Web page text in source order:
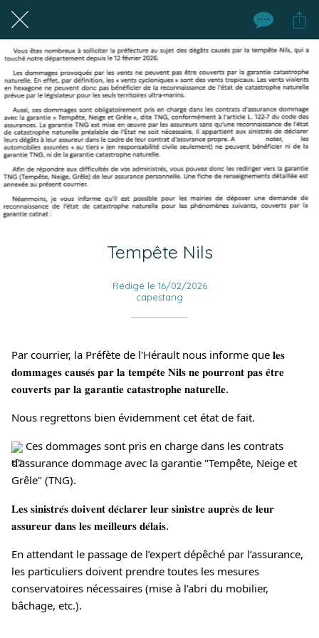
Tempête Nils
Rédigé le 16/02/2026
capestang
Par courrier, la Préfète de l'Hérault nous informe que 𝐥𝐞𝐬
𝐝𝐨𝐦𝐦𝐚𝐠𝐞𝐬 𝐜𝐚𝐮𝐬𝐞́𝐬 𝐩𝐚𝐫 𝐥𝐚 𝐭𝐞𝐦𝐩𝐞̂𝐭𝐞 𝐍𝐢𝐥𝐬 𝐧𝐞 𝐩𝐨𝐮𝐫𝐫𝐨𝐧𝐭 𝐩𝐚𝐬 𝐞̂𝐭𝐫𝐞
𝐜𝐨𝐮𝐯𝐞𝐫𝐭𝐬 𝐩𝐚𝐫 𝐥𝐚 𝐠𝐚𝐫𝐚𝐧𝐭𝐢𝐞 𝐜𝐚𝐭𝐚𝐬𝐭𝐫𝐨𝐩𝐡𝐞 𝐧𝐚𝐭𝐮𝐫𝐞𝐥𝐥𝐞.
Nous regrettons bien évidemment cet état de fait.
Ces dommages sont pris en charge dans les contrats
d'assurance dommage avec la garantie "Tempête, Neige et
Grêle" (TNG).
𝐋𝐞𝐬 𝐬𝐢𝐧𝐢𝐬𝐭𝐫𝐞́𝐬 𝐝𝐨𝐢𝐯𝐞𝐧𝐭 𝐝𝐞́𝐜𝐥𝐚𝐫𝐞𝐫 𝐥𝐞𝐮𝐫 𝐬𝐢𝐧𝐢𝐬𝐭𝐫𝐞 𝐚𝐮𝐩𝐫𝐞̀𝐬 𝐝𝐞 𝐥𝐞𝐮𝐫
𝐚𝐬𝐬𝐮𝐫𝐞𝐮𝐫 𝐝𝐚𝐧𝐬 𝐥𝐞𝐬 𝐦𝐞𝐢𝐥𝐥𝐞𝐮𝐫𝐬 𝐝𝐞́𝐥𝐚𝐢𝐬.
En attendant le passage de l’expert dépêché par l’assurance,
les particuliers doivent prendre toutes les mesures
conservatoires nécessaires (mise à l’abri du mobilier,
bâchage, etc.).